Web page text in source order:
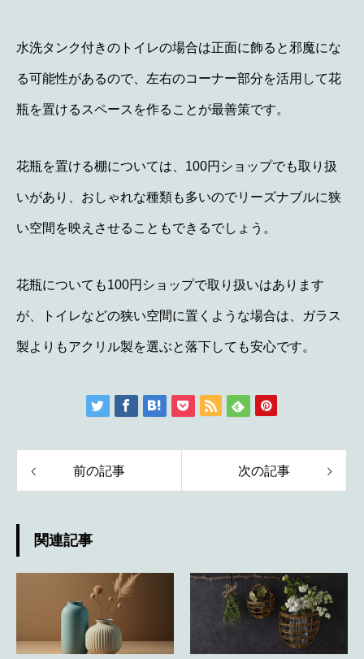
水洗タンク付きのトイレの場合は正面に飾ると邪魔にな
る可能性があるので、左右のコーナー部分を活用して花
瓶を置けるスペースを作ることが最善策です。
花瓶を置ける棚については、100円ショップでも取り扱
いがあり、おしゃれな種類も多いのでリーズナブルに狭
い空間を映えさせることもできるでしょう。
花瓶についても100円ショップで取り扱いはあります
が、トイレなどの狭い空間に置くような場合は、ガラス
製よりもアクリル製を選ぶと落下しても安心です。
前の記事 次の記事
関連記事